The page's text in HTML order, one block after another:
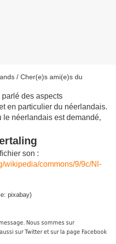
/ Cher(e)s ami(e)s du
des aspects
en particulier du néerlandais.
le néerlandais est demandé,
son :
wikipedia/commons/9/9c/Nl-
pixabay)
Nous sommes sur
sur Twitter et sur la page Facebook